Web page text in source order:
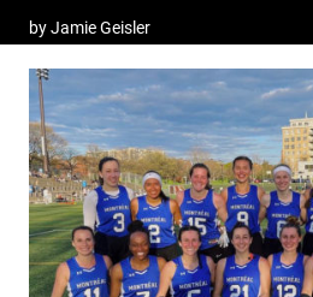
by Jamie Geisler